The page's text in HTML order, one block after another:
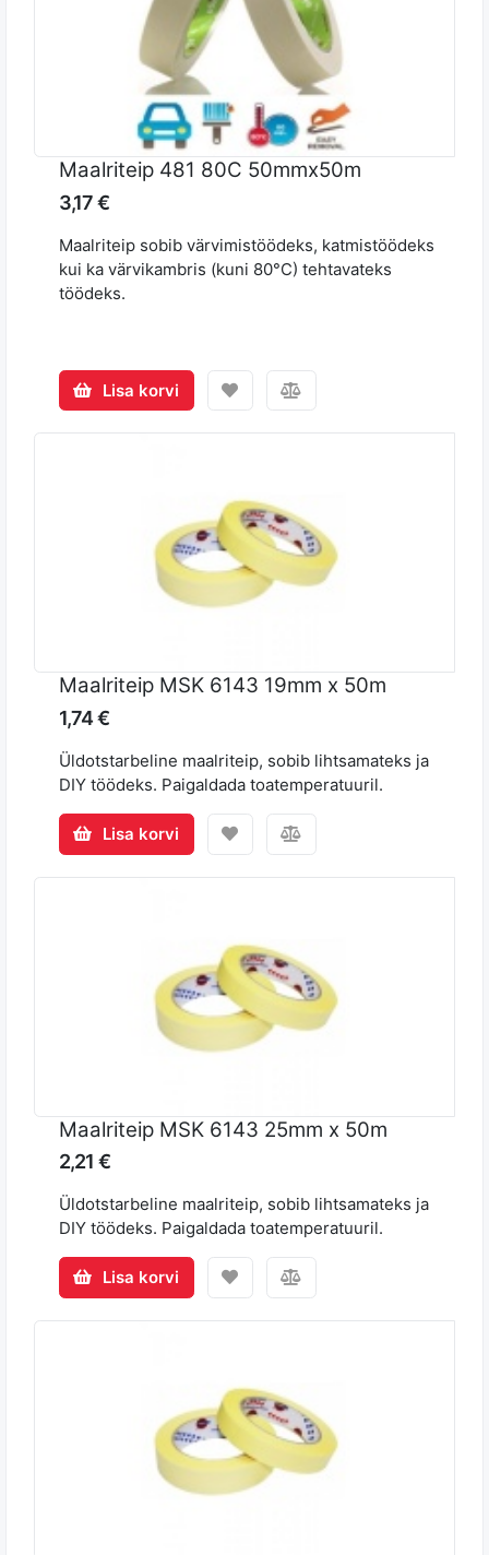
Maalriteip 481 80C 50mmx50m
3,17 €
Maalriteip sobib värvimistöödeks, katmistöödeks
kui ka värvikambris (kuni 80°C) tehtavateks
töödeks.
Lisa korvi
Maalriteip MSK 6143 19mm x 50m
1,74 €
Üldotstarbeline maalriteip, sobib lihtsamateks ja
DIY töödeks. Paigaldada toatemperatuuril.
Lisa korvi
Maalriteip MSK 6143 25mm x 50m
2,21 €
Üldotstarbeline maalriteip, sobib lihtsamateks ja
DIY töödeks. Paigaldada toatemperatuuril.
Lisa korvi